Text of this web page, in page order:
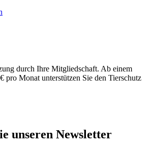
durch Ihre Mitgliedschaft. Ab einem
pro Monat unterstützen Sie den Tierschutz
unseren Newsletter